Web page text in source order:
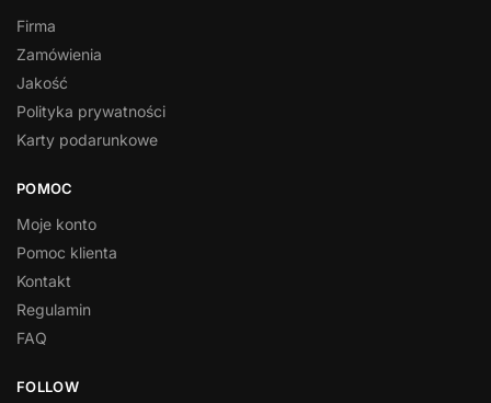
Firma
Zamówienia
Jakość
Polityka prywatności
Karty podarunkowe
POMOC
Moje konto
Pomoc klienta
Kontakt
Regulamin
FAQ
FOLLOW